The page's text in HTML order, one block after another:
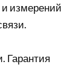
измерений
Гарантия